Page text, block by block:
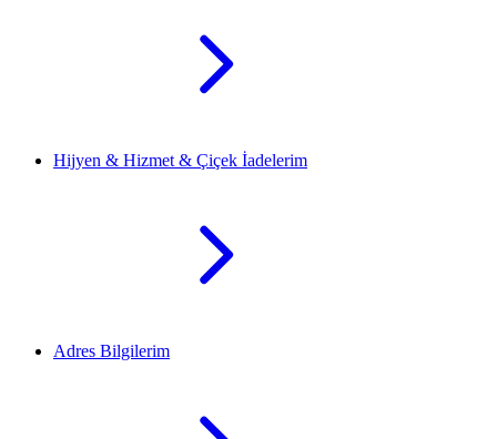
Hijyen & Hizmet & Çiçek İadelerim
Adres Bilgilerim